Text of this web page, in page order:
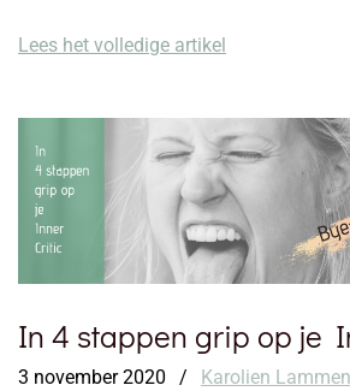
Lees het volledige artikel
In 4 stappen grip op je
3 november 2020 / Karolien